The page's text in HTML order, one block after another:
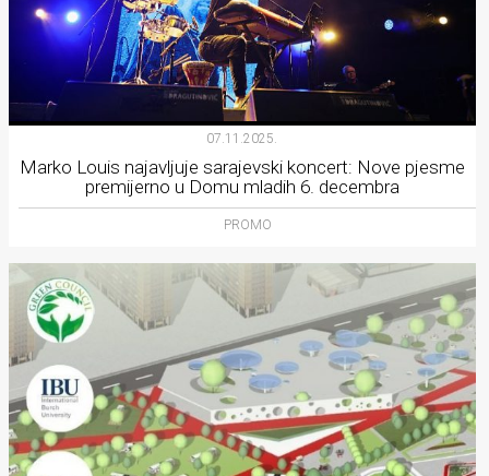
07.11.2025.
Marko Louis najavljuje sarajevski koncert: Nove pjesme
premijerno u Domu mladih 6. decembra
PROMO